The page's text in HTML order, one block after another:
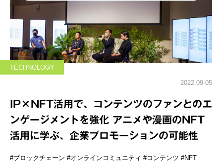
TECHNOLOGY
2022.09.05
IP×NFT活用で、コンテンツのファンとのエ
ンゲージメントを強化 アニメや漫画のNFT
活用に学ぶ、企業プロモーションの可能性
#ブロックチェーン #オンラインコミュニティ #コンテンツ #NFT